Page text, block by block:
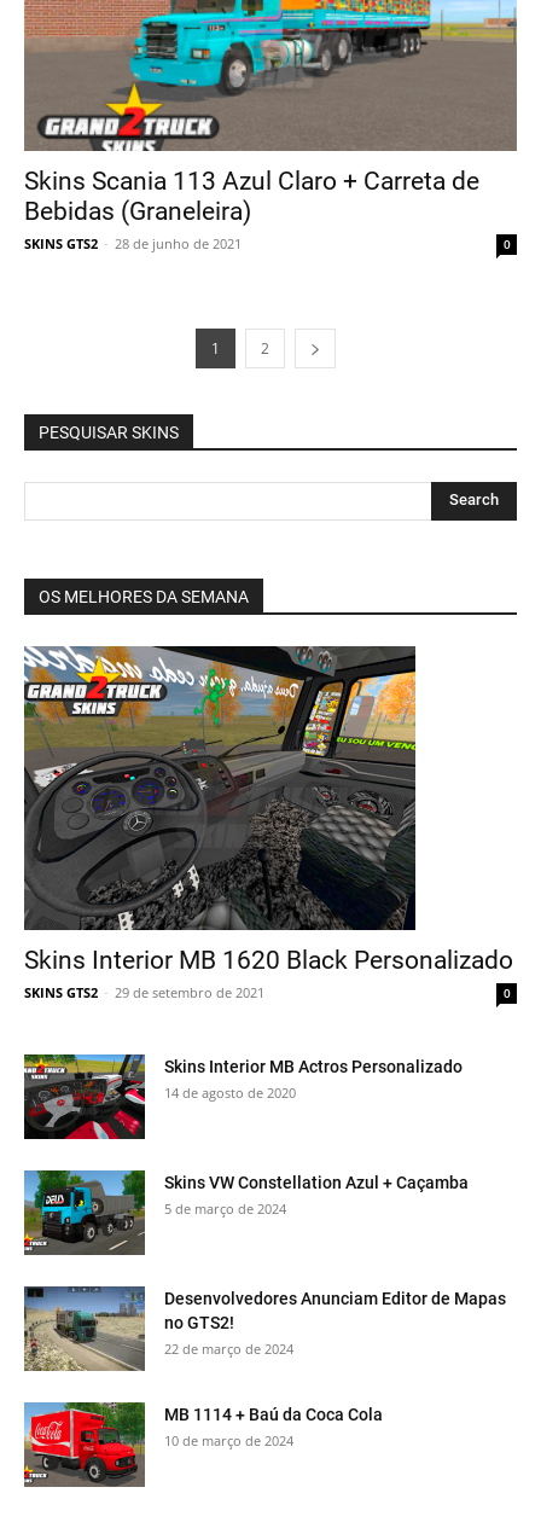
Skins Scania 113 Azul Claro + Carreta de
Bebidas (Graneleira)
SKINS GTS2 - 28 de junho de 2021 0
1 2
PESQUISAR SKINS
OS MELHORES DA SEMANA
Skins Interior MB 1620 Black Personalizado
SKINS GTS2 - 29 de setembro de 2021 0
Skins Interior MB Actros Personalizado
14 de agosto de 2020
Skins VW Constellation Azul + Caçamba
5 de março de 2024
Desenvolvedores Anunciam Editor de Mapas
no GTS2!
22 de março de 2024
MB 1114 + Baú da Coca Cola
10 de março de 2024